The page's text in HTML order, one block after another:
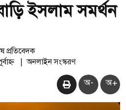
ইসলাম সমর্থন
প্রতিবেদক
অনলাইন সংস্করণ
অ- অ+